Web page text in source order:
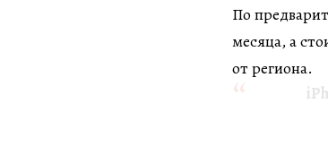
По
месяца, а
от региона.